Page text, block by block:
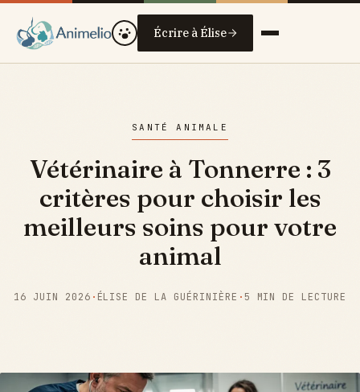
Écrire à Élise
SANTÉ ANIMALE
Vétérinaire à Tonnerre : 3
critères pour choisir les
meilleurs soins pour votre
animal
16 JUIN 2026 · ÉLISE DE LA GUÉRINIÈRE · 5 MIN DE LECTURE